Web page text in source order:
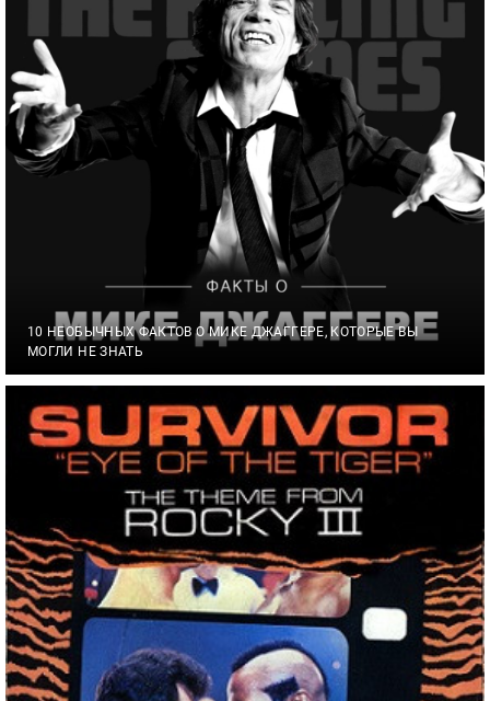
10 НЕОБЫЧНЫХ ФАКТОВ О МИКЕ ДЖАГГЕРЕ, КОТОРЫЕ ВЫ
МОГЛИ НЕ ЗНАТЬ